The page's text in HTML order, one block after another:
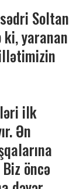
Soltan
yaranan
ilk
Ən
öncə